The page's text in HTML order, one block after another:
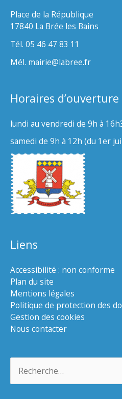
Place de la République
17840 La Brée les Bains
Tél. 05 46 47 83 11
Mél. mairie@labree.fr
Horaires
lundi au vendredi de 9h à
samedi de 9h à 12h (du 1er
Liens
Accessibilité : non conforme
Plan du site
Mentions légales
Politique de protection des
Gestion des cookies
Nous contacter